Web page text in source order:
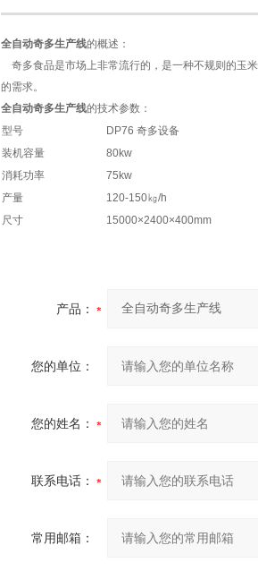
全自动奇多生产线的概述：
奇多食品是市场上非常流行的，是一种不规则的玉
的需求。
全自动奇多生产线的技术参数：
型号
DP76 奇多设备
装机容量
80kw
消耗功率
75kw
产量
120-150㎏/h
尺寸
15000×2400×400mm
产品：
您的单位：
您的姓名：
联系电话：
常用邮箱：